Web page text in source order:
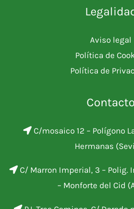
Aviso legal
Política de
Política de
Contacto
C/mosaico 12 – Polígono
Hermanas
C/ Marron Imperial, 3 – Polig.
– Monforte del Cid